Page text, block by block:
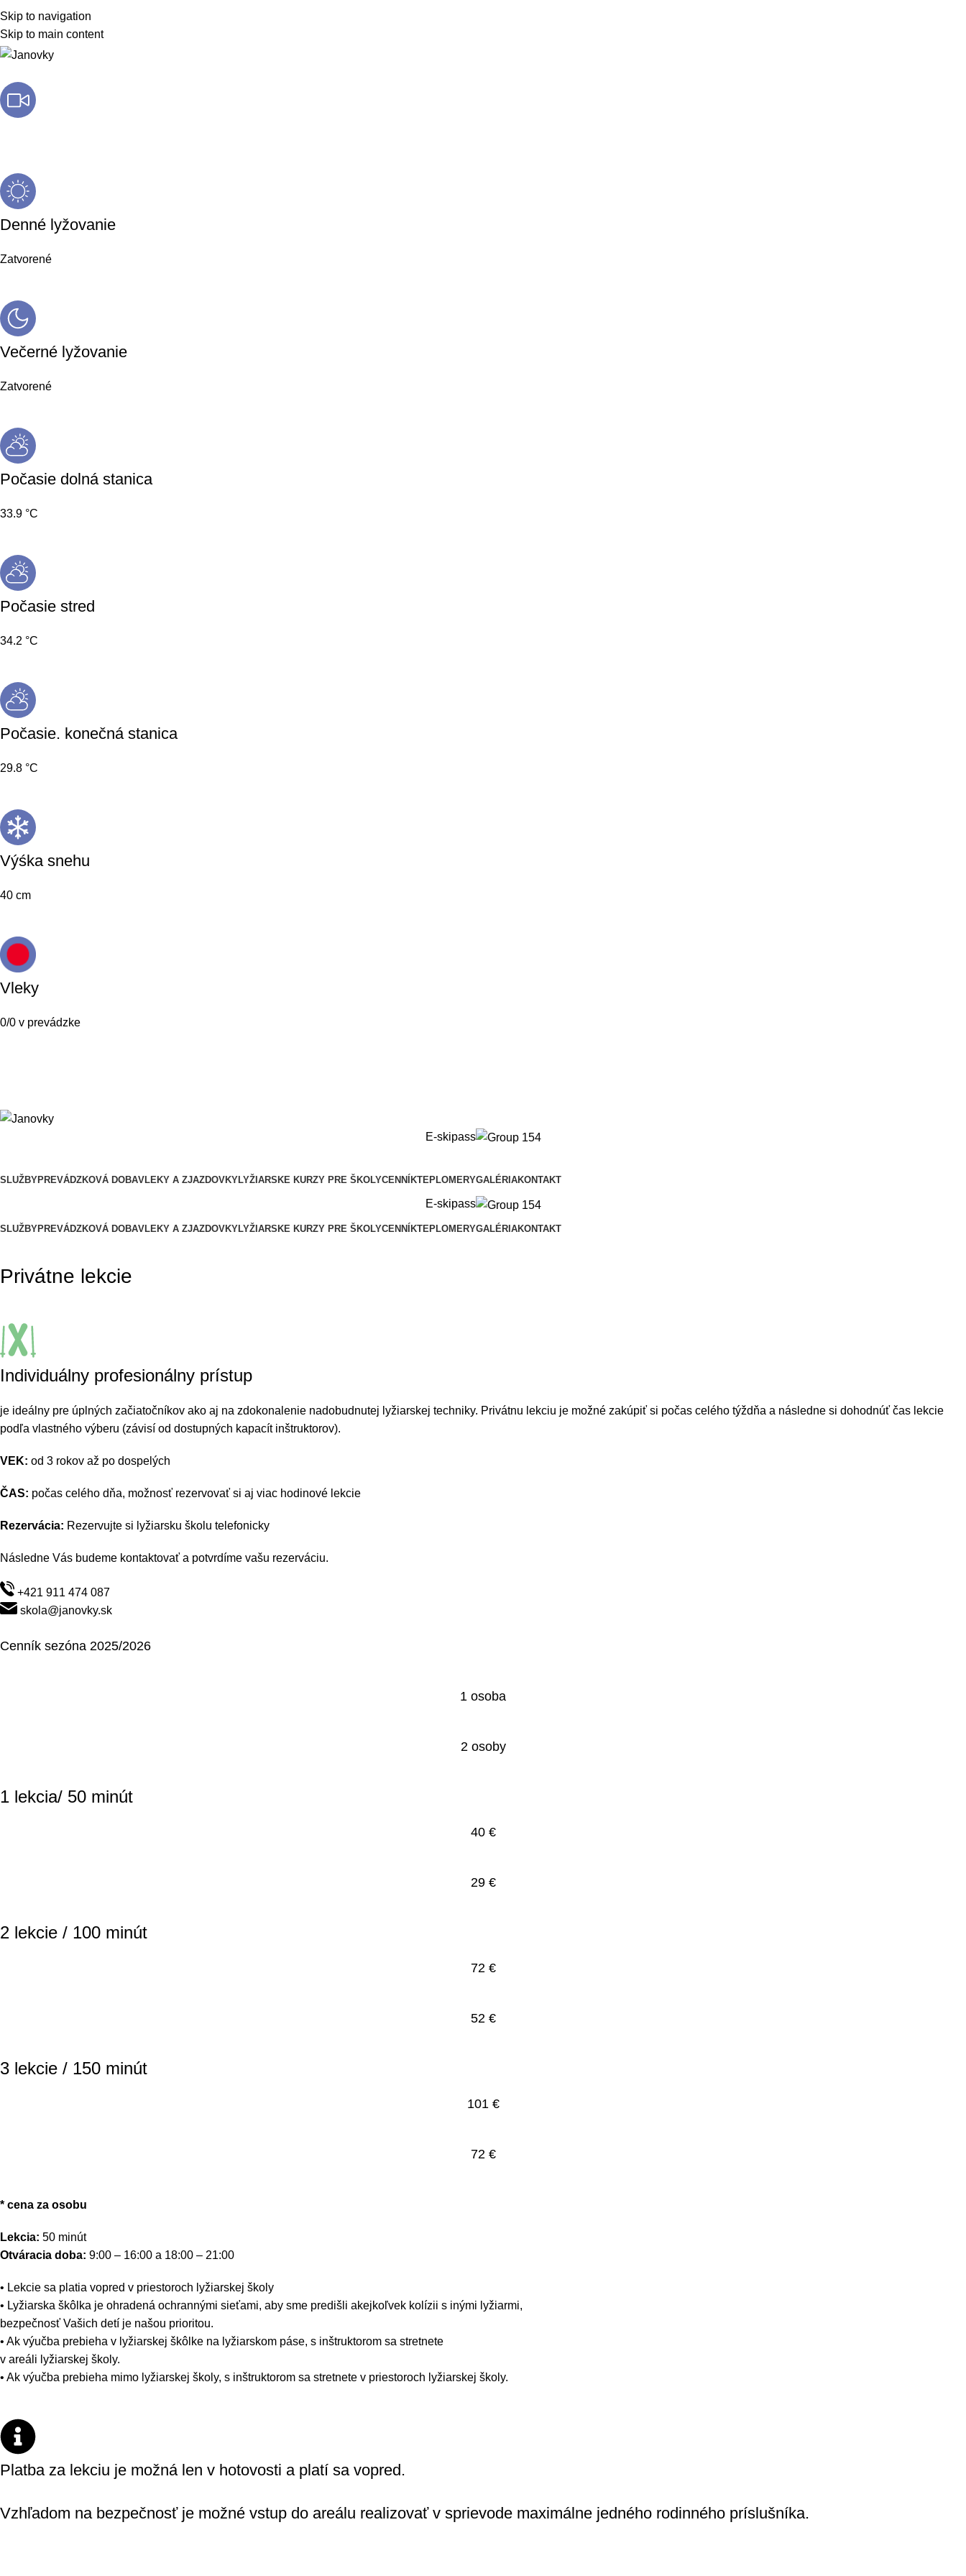
Skip to navigation
Skip to main content
Denné lyžovanie
Zatvorené
Večerné lyžovanie
Zatvorené
Počasie dolná stanica
33.9 °C
Počasie stred
34.2 °C
Počasie. konečná stanica
29.8 °C
Výśka snehu
40 cm
Vleky
0/0 v prevádzke
E-skipass
SLUŽBYPREVÁDZKOVÁ DOBAVLEKY A ZJAZDOVKY LYŽIARSKE KURZY PRE ŠKOLYCENNÍKTEPLOMERYGALÉRIAKONTAKT
E-skipass
SLUŽBYPREVÁDZKOVÁ DOBAVLEKY A ZJAZDOVKYLYŽIARSKE KURZY PRE ŠKOLYCENNÍKTEPLOMERYGALÉRIAKONTAKT
Privátne lekcie
Individuálny profesionálny prístup
je ideálny pre úplných začiatočníkov ako aj na zdokonalenie nadobudnutej lyžiarskej techniky. Privátnu lekciu je možné zakúpiť si počas celého týždňa a následne si dohodnúť čas lekcie
podľa vlastného výberu (závisí od dostupných kapacít inštruktorov).
VEK: od 3 rokov až po dospelých
ČAS: počas celého dňa, možnosť rezervovať si aj viac hodinové lekcie
Rezervácia: Rezervujte si lyžiarsku školu telefonicky
Následne Vás budeme kontaktovať a potvrdíme vašu rezerváciu.
+421 911 474 087
skola@janovky.sk
Cenník sezóna 2025/2026
1 osoba
2 osoby
1 lekcia/ 50 minút
40 €
29 €
2 lekcie / 100 minút
72 €
52 €
3 lekcie / 150 minút
101 €
72 €
* cena za osobu
Lekcia: 50 minút
Otváracia doba: 9:00 – 16:00 a 18:00 – 21:00
• Lekcie sa platia vopred v priestoroch lyžiarskej školy
• Lyžiarska škôlka je ohradená ochrannými sieťami, aby sme predišli akejkoľvek kolízii s inými lyžiarmi,
bezpečnosť Vašich detí je našou prioritou.
• Ak výučba prebieha v lyžiarskej škôlke na lyžiarskom páse, s inštruktorom sa stretnete
v areáli lyžiarskej školy.
• Ak výučba prebieha mimo lyžiarskej školy, s inštruktorom sa stretnete v priestoroch lyžiarskej školy.
Platba za lekciu je možná len v hotovosti a platí sa vopred.
Vzhľadom na bezpečnosť je možné vstup do areálu realizovať v sprievode maximálne jedného rodinného príslušníka.